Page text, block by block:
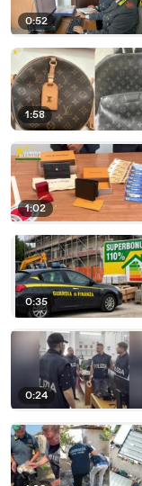
0:52
1:58
1:02
0:35
0:24